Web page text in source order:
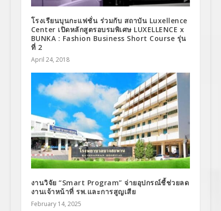
โรงเรียนบุนกะแฟชั่น ร่วมกับ สถาบัน Luxellence
Center เปิดหลักสูตรอบรมพิเศษ LUXELLENCE x
BUNKA : Fashion Business Short Course รุ่น
ที่ 2
April 24, 2018
งานวิจัย “Smart Program” จ่ายอุปกรณ์ชี้ช่วยลด
งานเจ้าหน้าที่ รพ.และการสูญเสีย
February 14, 2025